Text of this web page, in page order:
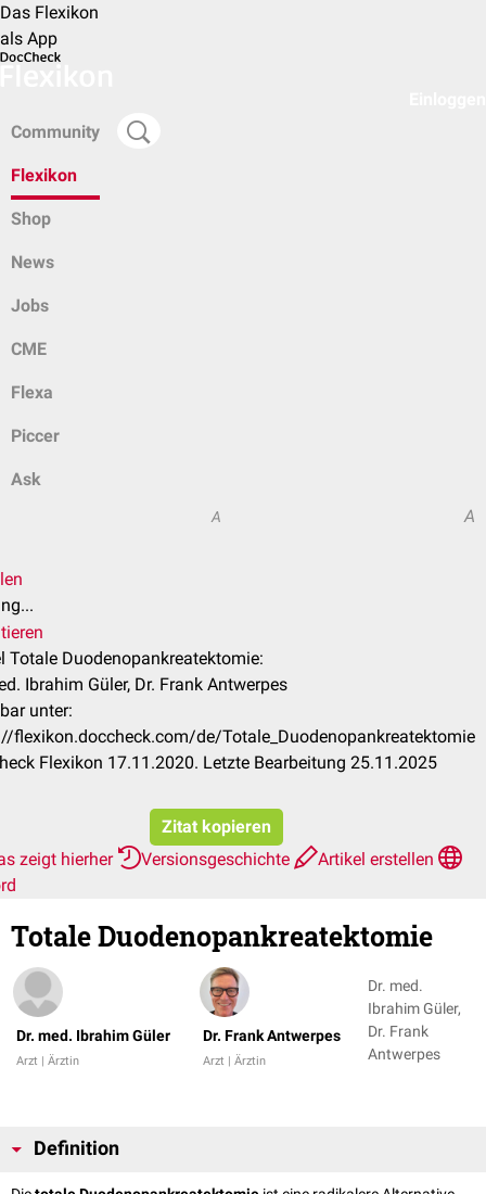
Das Flexikon
als App
Community
Flexikon
Shop
News
Jobs
CME
Flexa
Piccer
Ask
A A
Totale Duodenopankreatektomie:
Ibrahim Güler, Dr. Frank Antwerpes
unter:
flexikon.doccheck.com/de/Totale_Duodenopankreatektomie
Flexikon 17.11.2020. Letzte Bearbeitung 25.11.2025
Zitat kopieren
zeigt hierher
Versionsgeschichte
Artikel erstellen
Totale Duodenopankreatektomie
Dr. med. Ibrahim Güler
Arzt | Ärztin
Dr. Frank Antwerpes
Arzt | Ärztin
Dr. med.
Ibrahim Güler,
Dr. Frank
Antwerpes
Definition